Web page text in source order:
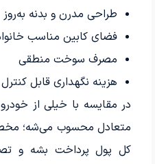
طراحی مدرن و بدنه به‌روز
فضای کابین مناسب
مصرف سوخت منطقی
هزینه نگهداری قابل کنترل
در مقایسه با خیلی از
متعادل محسوب می‌شه؛
کل پول پرداخت بشه و